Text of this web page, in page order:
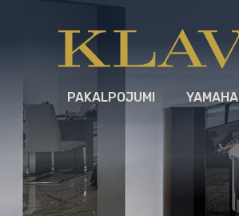
PAKALPOJUMI YAMAHA